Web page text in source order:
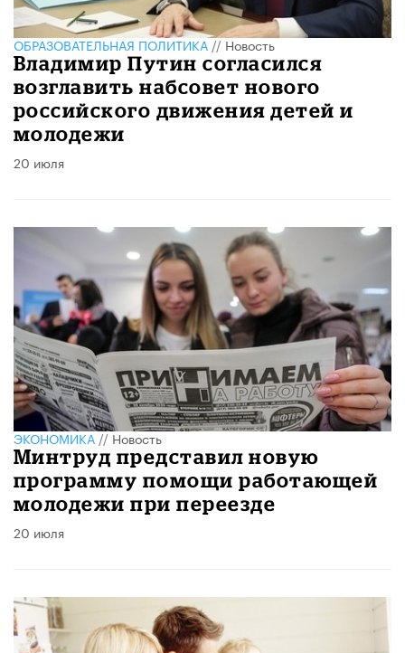
ОБРАЗОВАТЕЛЬНАЯ ПОЛИТИКА//Новость
Владимир Путин согласился
возглавить набсовет нового
российского движения детей и
молодежи
20 июля
ЭКОНОМИКА//Новость
Минтруд представил новую
программу помощи работающей
молодежи при переезде
20 июля